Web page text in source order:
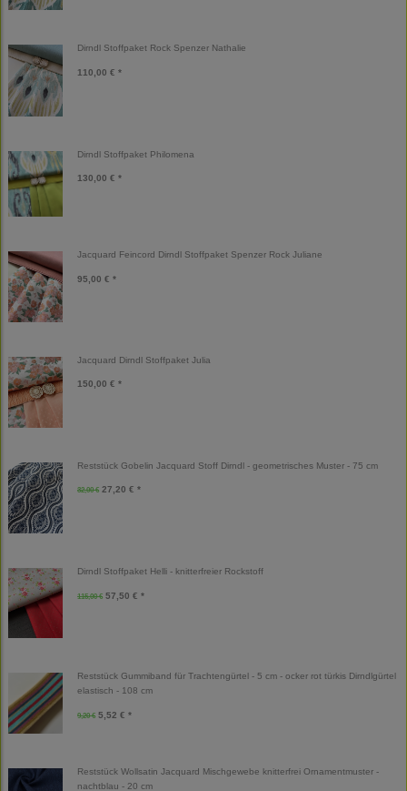
Dirndl Stoffpaket Rock Spenzer Nathalie
110,00 € *
Dirndl Stoffpaket Philomena
130,00 € *
Jacquard Feincord Dirndl Stoffpaket Spenzer Rock Juliane
95,00 € *
Jacquard Dirndl Stoffpaket Julia
150,00 € *
Reststück Gobelin Jacquard Stoff Dirndl - geometrisches Muster - 75 cm
32,00 € 27,20 € *
Dirndl Stoffpaket Helli - knitterfreier Rockstoff
115,00 € 57,50 € *
Reststück Gummiband für Trachtengürtel - 5 cm - ocker rot türkis Dirndlgürtel
elastisch - 108 cm
9,20 € 5,52 € *
Reststück Wollsatin Jacquard Mischgewebe knitterfrei Ornamentmuster -
nachtblau - 20 cm